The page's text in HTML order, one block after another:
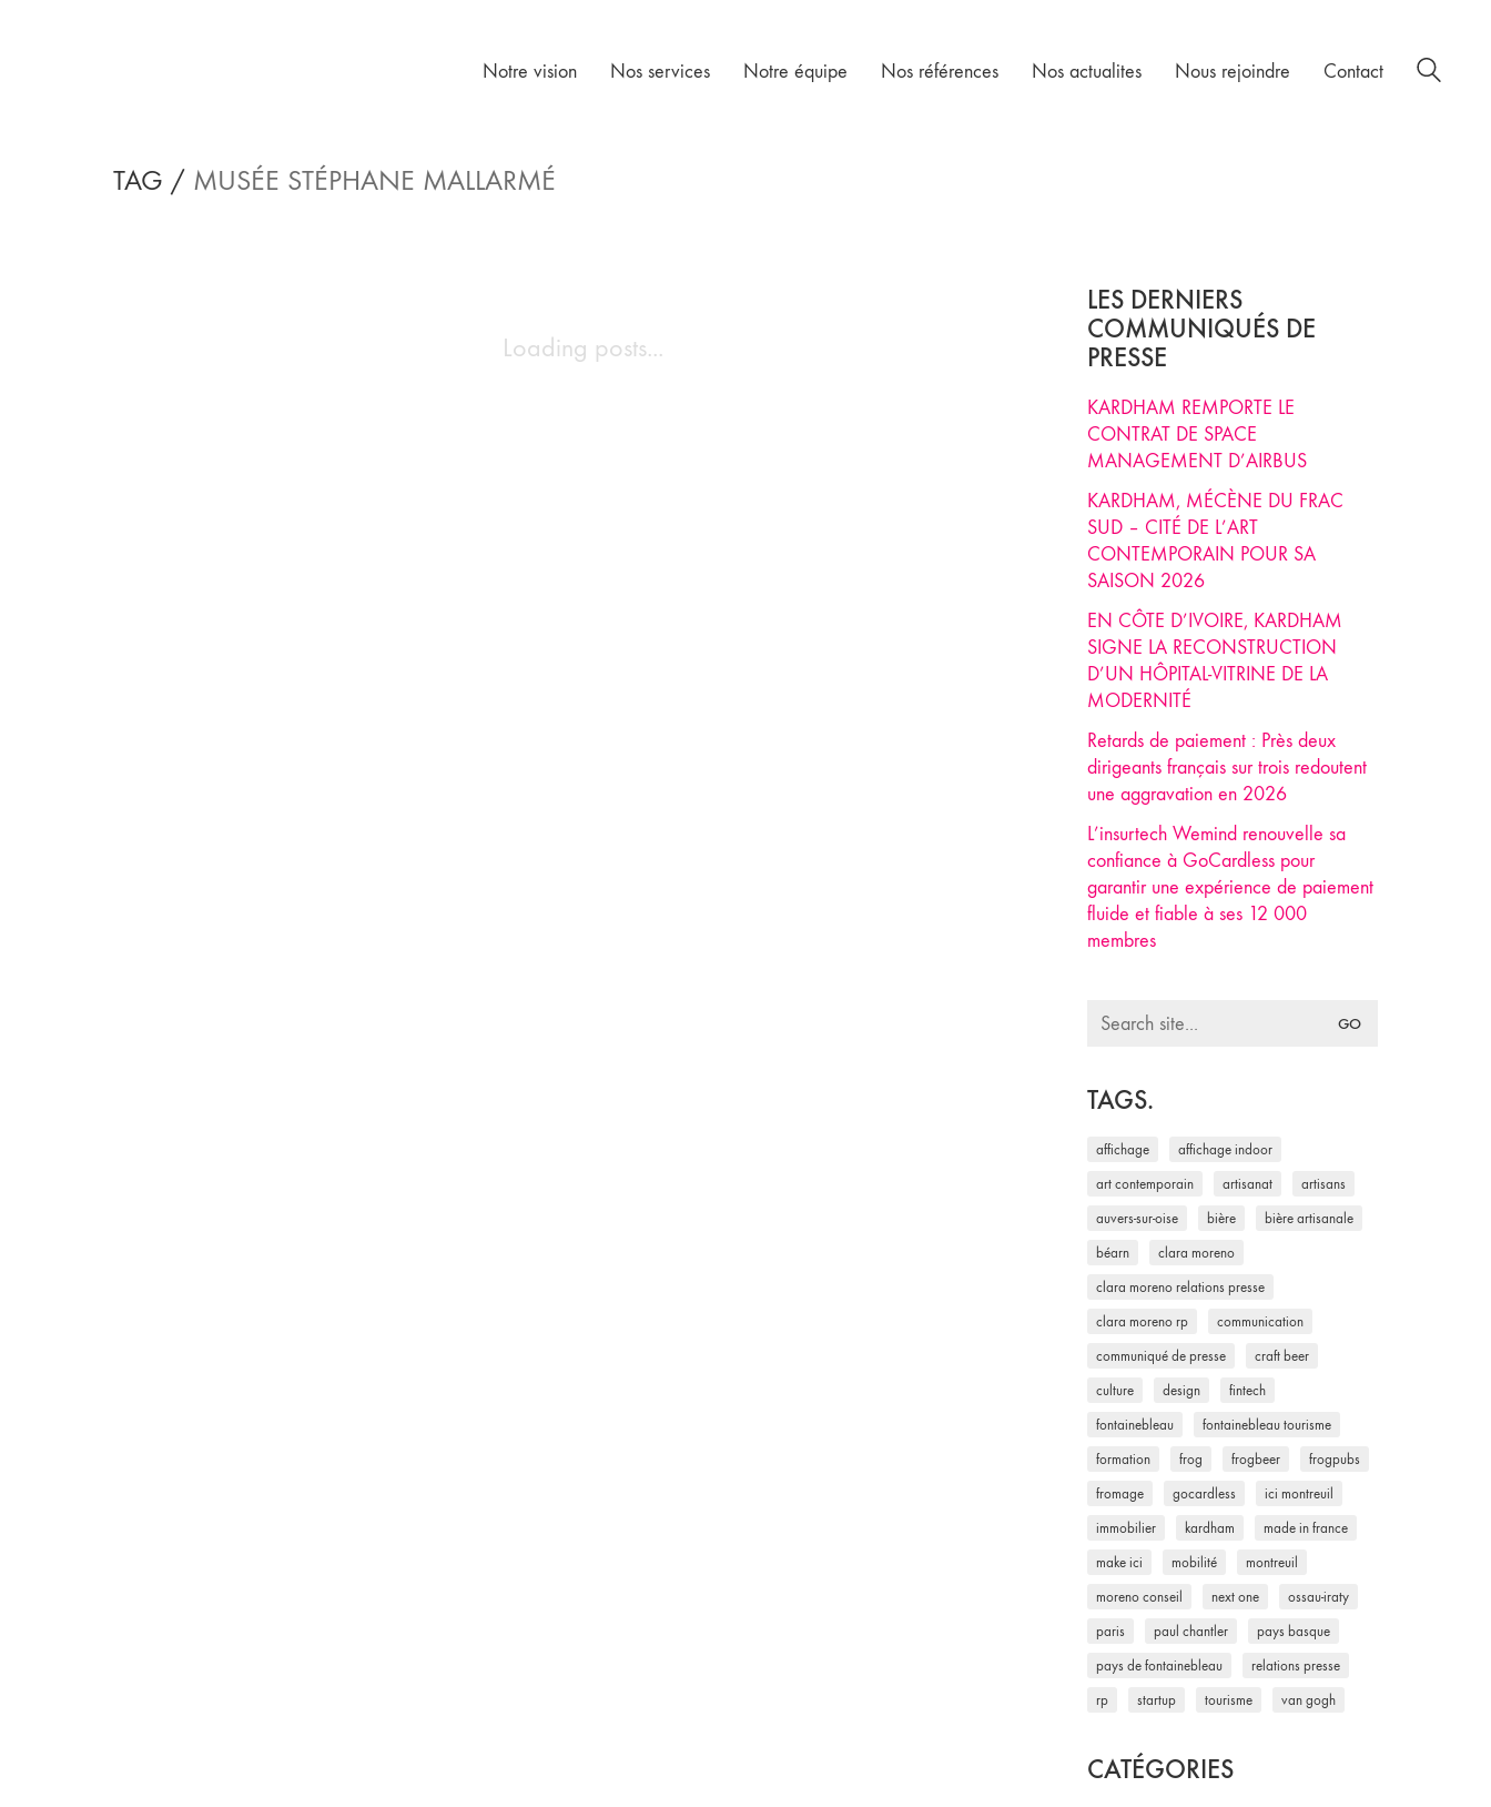
Notre vision Nos services Notre équipe Nos références Nos actualites Nous rejoindre Contact
TAG / MUSÉE STÉPHANE MALLARMÉ
Loading posts...
LES DERNIERS
COMMUNIQUÉS DE
PRESSE
KARDHAM REMPORTE LE
CONTRAT DE SPACE
MANAGEMENT D’AIRBUS
KARDHAM, MÉCÈNE DU FRAC
SUD – CITÉ DE L’ART
CONTEMPORAIN POUR SA
SAISON 2026
EN CÔTE D’IVOIRE, KARDHAM
SIGNE LA RECONSTRUCTION
D’UN HÔPITAL-VITRINE DE LA
MODERNITÉ
Retards de paiement : Près deux
dirigeants français sur trois redoutent
une aggravation en 2026
L’insurtech Wemind renouvelle sa
confiance à GoCardless pour
garantir une expérience de paiement
fluide et fiable à ses 12 000
membres
Search
TAGS.
affichage affichage indoor
art contemporain artisanat artisans
auvers-sur-oise bière bière artisanale
béarn clara moreno
clara moreno relations presse
clara moreno rp communication
communiqué de presse craft beer
culture design fintech
fontainebleau fontainebleau tourisme
formation frog frogbeer frogpubs
fromage gocardless ici montreuil
immobilier kardham made in france
make ici mobilité montreuil
moreno conseil next one ossau-iraty
paris paul chantler pays basque
pays de fontainebleau relations presse
rp startup tourisme van gogh
CATÉGORIES